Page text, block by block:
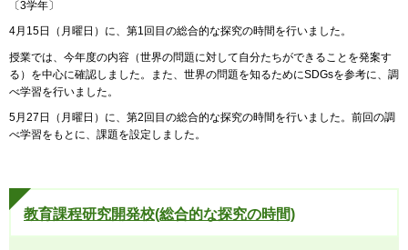
〔3学年〕
4月15日（月曜日）に、第1回目の総合的な探究の時間を行いました。
授業では、今年度の内容（世界の問題に対して自分たちができることを発案す
る）を中心に確認しました。また、世界の問題を知るためにSDGsを参考に、調
べ学習を行いました。
5月27日（月曜日）に、第2回目の総合的な探究の時間を行いました。前回の調
べ学習をもとに、課題を設定しました。
教育課程研究開発校(総合的な探究の時間)